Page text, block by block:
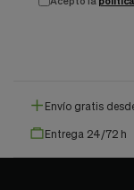
Envío gratis
Entrega 24/72 h